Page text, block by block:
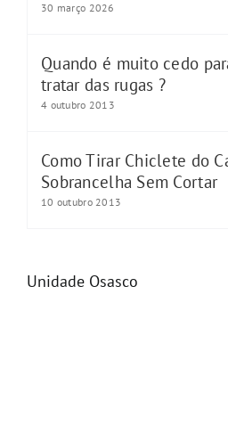
30 março 2026
Quando é muito cedo
tratar das rugas ?
4 outubro 2013
Como Tirar Chiclete do
Sobrancelha Sem Cortar
10 outubro 2013
Unidade Osasco